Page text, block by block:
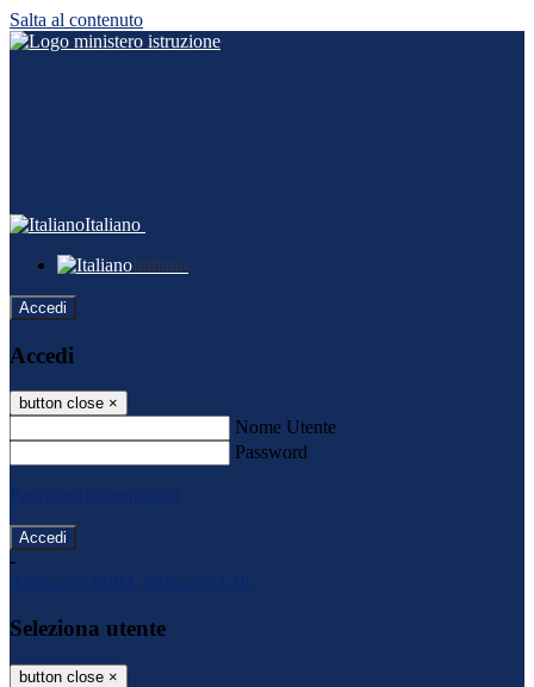
Salta al contenuto
Italiano
Italiano
Accedi
Accedi
button close ×
Nome Utente
Password
Password dimenticata?
-
Entra con SPID
Entra con CIE
Seleziona utente
button close ×